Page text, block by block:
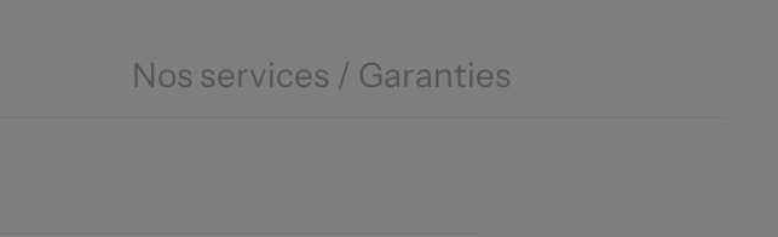
Nos services / Garanties